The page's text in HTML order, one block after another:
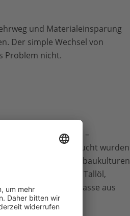
und Materialeinsparung
Der simple Wechsel von
Problem nicht.
und der gvm –
erstellt. Untersucht wurden
Altpapier über Anbaukulturen
der Industrie wie Tallöl,
– Biomasse aus